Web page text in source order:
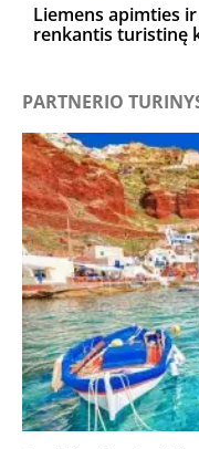
Liemens apimties
renkantis turistinę
PARTNERIO